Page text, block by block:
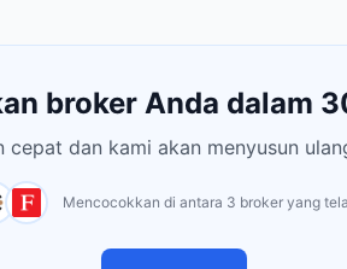
broker Anda dalam
dan kami akan menyusun
Mencocokkan di antara 3 broker yang